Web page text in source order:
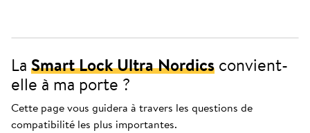
La Smart Lock Ultra Nordics convient-
elle à ma porte ?
Cette page vous guidera à travers les questions de
compatibilité les plus importantes.